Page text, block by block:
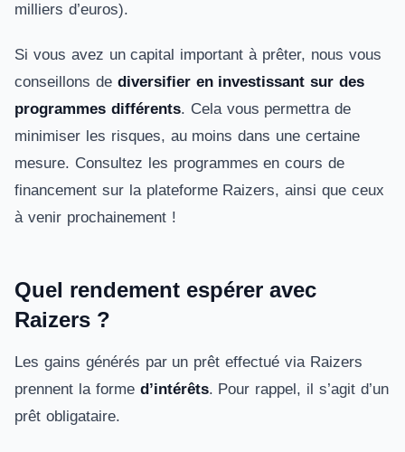
milliers d’euros).
Si vous avez un capital important à prêter, nous vous
conseillons de diversifier en investissant sur des
programmes différents. Cela vous permettra de
minimiser les risques, au moins dans une certaine
mesure. Consultez les programmes en cours de
financement sur la plateforme Raizers, ainsi que ceux
à venir prochainement !
Quel rendement espérer avec
Raizers ?
Les gains générés par un prêt effectué via Raizers
prennent la forme d’intérêts. Pour rappel, il s’agit d’un
prêt obligataire.